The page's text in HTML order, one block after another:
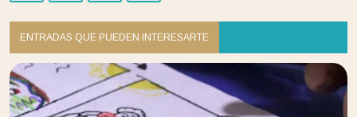
ENTRADAS QUE PUEDEN INTERESARTE